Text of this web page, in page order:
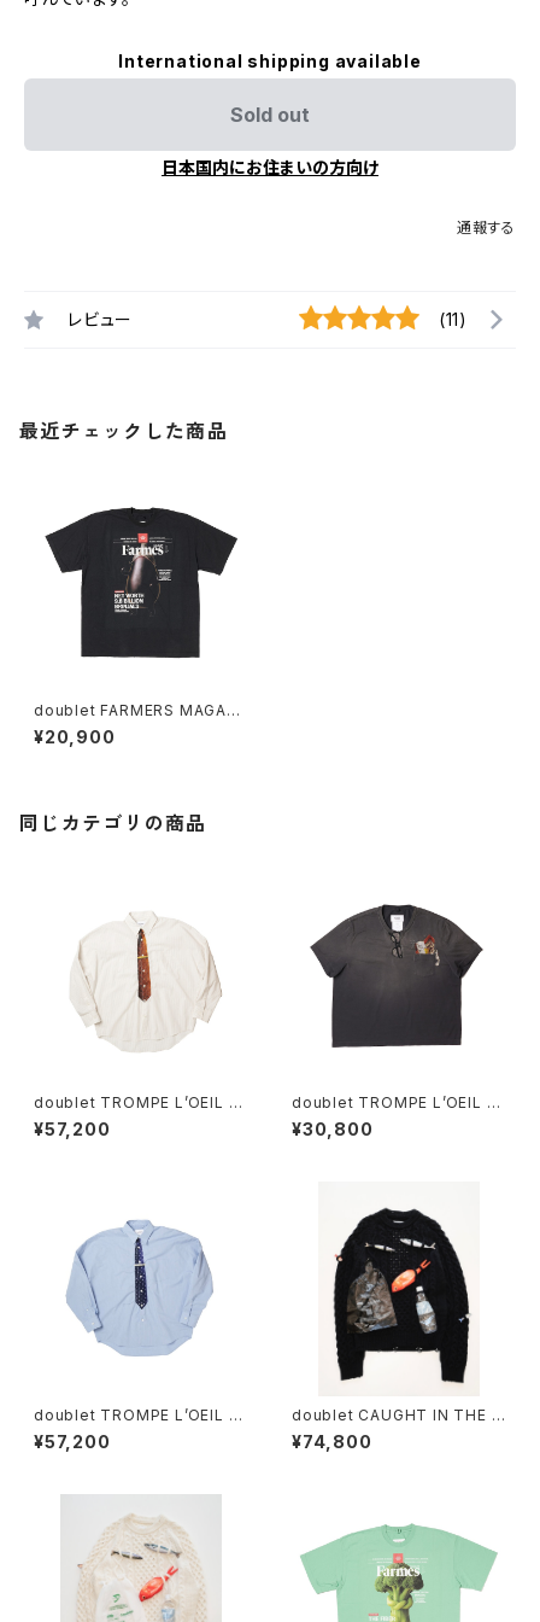
International shipping available
Sold out
日本国内にお住まいの方向け
通報する
レビュー (11)
最近チェックした商品
doublet FARMERS MAGAZI
NE COVER T-SHIRT
¥20,900
同じカテゴリの商品
doublet TROMPE L’OEIL TI
E EMBROIDERY SHIRT
¥57,200
doublet TROMPE L’OEIL E
MBROIDERY T-SHIRT
¥30,800
doublet TROMPE L’OEIL TI
E EMBROIDERY SHIRT
¥57,200
doublet CAUGHT IN THE C
ABLE FISHERMAN KNIT
¥74,800